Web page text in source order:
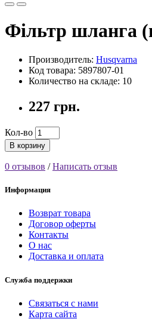
Фільтр шланга
Производитель: Husqvarna
Код товара: 5897807-01
Количество на складе: 10
227 грн.
Кол-во
В корзину
0 отзывов /Написать отзыв
Информация
Возврат товара
Договор оферты
Контакты
О нас
Доставка и оплата
Служба поддержки
Связаться с нами
Карта сайта